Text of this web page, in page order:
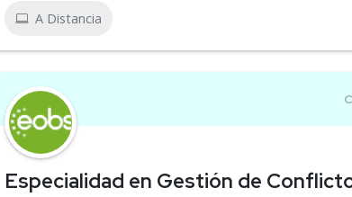
A Distancia
Especialidad en Gestión de